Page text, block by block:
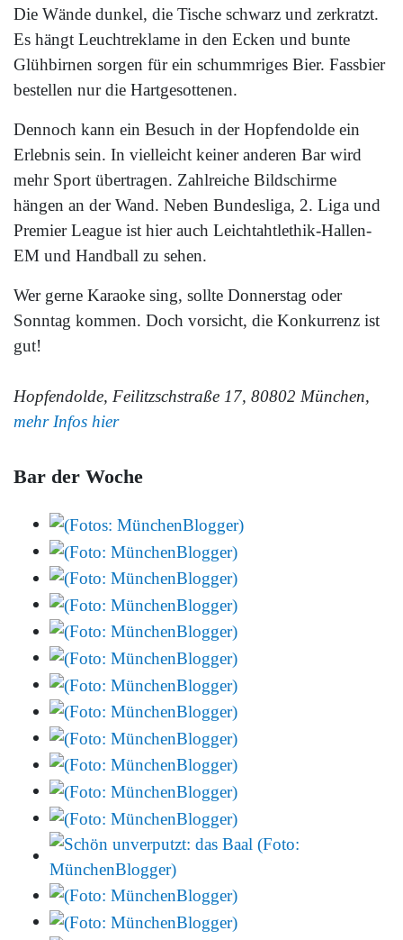
Die Wände dunkel, die Tische schwarz und zerkratzt.
Es hängt Leuchtreklame in den Ecken und bunte
Glühbirnen sorgen für ein schummriges Bier. Fassbier
bestellen nur die Hartgesottenen.
Dennoch kann ein Besuch in der Hopfendolde ein
Erlebnis sein. In vielleicht keiner anderen Bar wird
mehr Sport übertragen. Zahlreiche Bildschirme
hängen an der Wand. Neben Bundesliga, 2. Liga und
Premier League ist hier auch Leichtahtlethik-Hallen-
EM und Handball zu sehen.
Wer gerne Karaoke sing, sollte Donnerstag oder
Sonntag kommen. Doch vorsicht, die Konkurrenz ist
gut!
Hopfendolde, Feilitzschstraße 17, 80802 München,
mehr Infos hier
Bar der Woche